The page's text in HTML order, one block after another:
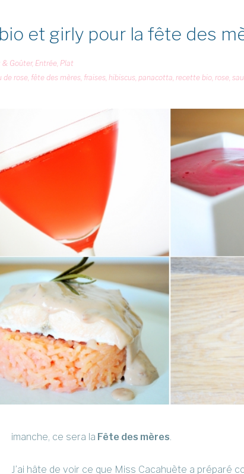
et girly pour la fête des
& Goûter, Entrée, Plat
de rose, fête des mères, fraises, hibiscus, panacotta, recette bio, rose,
imanche, ce sera la Fête des mères.
J’ai hâte de voir ce que Miss Cacahuète a préparé